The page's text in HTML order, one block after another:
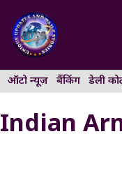
content
ऑटो न्यूज़ बैंकिंग डेली
Indian